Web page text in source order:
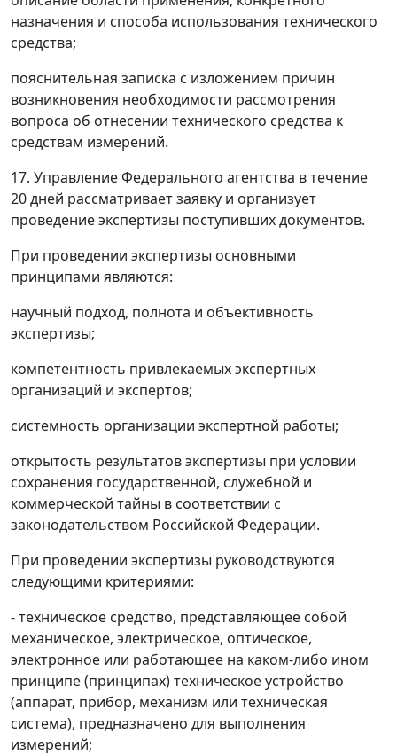
назначения и способа использования технического
средства;
пояснительная записка с изложением причин
возникновения необходимости рассмотрения
вопроса об отнесении технического средства к
средствам измерений.
17. Управление Федерального агентства в течение
20 дней рассматривает заявку и организует
проведение экспертизы поступивших документов.
При проведении экспертизы основными
принципами являются:
научный подход, полнота и объективность
экспертизы;
компетентность привлекаемых экспертных
организаций и экспертов;
системность организации экспертной работы;
открытость результатов экспертизы при условии
сохранения государственной, служебной и
коммерческой тайны в соответствии с
законодательством Российской Федерации.
При проведении экспертизы руководствуются
следующими критериями:
- техническое средство, представляющее собой
механическое, электрическое, оптическое,
электронное или работающее на каком-либо ином
принципе (принципах) техническое устройство
(аппарат, прибор, механизм или техническая
система), предназначено для выполнения
измерений;